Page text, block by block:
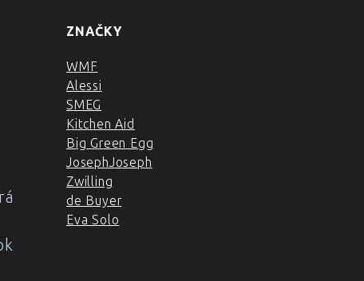
ZNAČKY
WMF
Alessi
SMEG
Kitchen Aid
Big Green Egg
JosephJoseph
Zwilling
de Buyer
Eva Solo